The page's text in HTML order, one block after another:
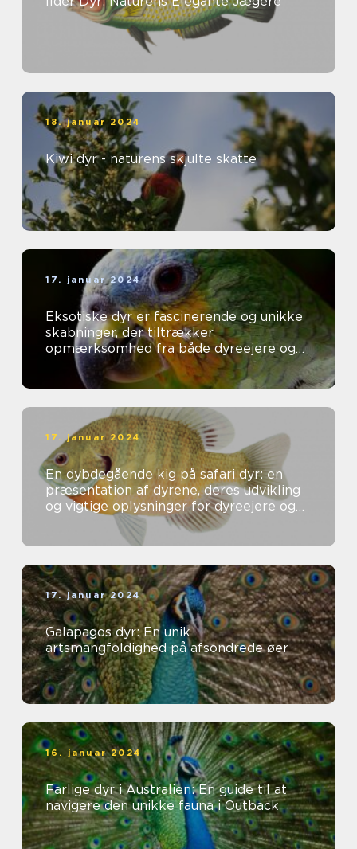
18. januar 2024
Kiwi dyr - naturens skjulte skatte
17. januar 2024
Eksotiske dyr er fascinerende og unikke
skabninger, der tiltrækker
opmærksomhed fra både dyreejere og
dyreelskere over hele verden
17. januar 2024
En dybdegående kig på safari dyr: en
præsentation af dyrene, deres udvikling
og vigtige oplysninger for dyreejere og
dyreelskere
17. januar 2024
Galapagos dyr: En unik
artsmangfoldighed på afsondrede øer
16. januar 2024
Farlige dyr i Australien: En guide til at
navigere den unikke fauna i Outback